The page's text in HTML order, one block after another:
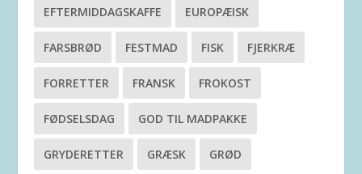
EFTERMIDDAGSKAFFE EUROPÆISK
FARSBRØD FESTMAD FISK FJERKRÆ
FORRETTER FRANSK FROKOST
FØDSELSDAG GOD TIL MADPAKKE
GRYDERETTER GRÆSK GRØD